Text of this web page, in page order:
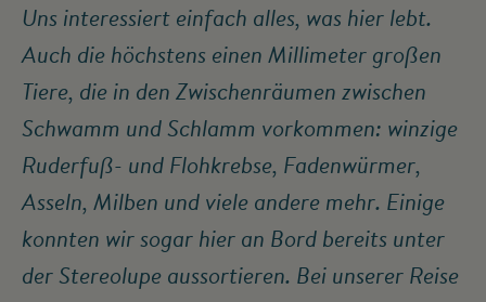
Uns interessiert einfach alles, was hier lebt.
Auch die höchstens einen Millimeter großen
Tiere, die in den Zwischenräumen zwischen
Schwamm und Schlamm vorkommen: winzige
Ruderfuß- und Flohkrebse, Fadenwürmer,
Asseln, Milben und viele andere mehr. Einige
konnten wir sogar hier an Bord bereits unter
der Stereolupe aussortieren. Bei unserer Reise